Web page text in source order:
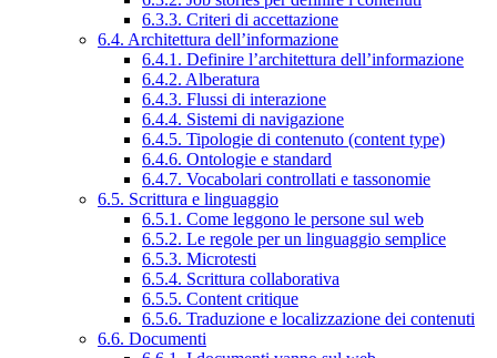
6.3.3. Criteri di accettazione
6.4. Architettura dell’informazione
6.4.1. Definire l’architettura dell’informazione
6.4.2. Alberatura
6.4.3. Flussi di interazione
6.4.4. Sistemi di navigazione
6.4.5. Tipologie di contenuto (content type)
6.4.6. Ontologie e standard
6.4.7. Vocabolari controllati e tassonomie
6.5. Scrittura e linguaggio
6.5.1. Come leggono le persone sul web
6.5.2. Le regole per un linguaggio semplice
6.5.3. Microtesti
6.5.4. Scrittura collaborativa
6.5.5. Content critique
6.5.6. Traduzione e localizzazione dei contenuti
6.6. Documenti